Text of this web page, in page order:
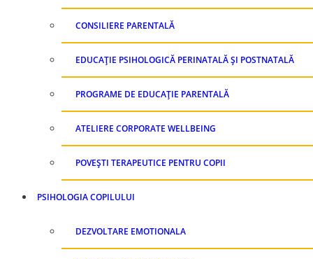
CONSILIERE PARENTALĂ
EDUCAȚIE PSIHOLOGICĂ PERINATALĂ ȘI POSTNATALĂ
PROGRAME DE EDUCAȚIE PARENTALĂ
ATELIERE CORPORATE WELLBEING
POVEȘTI TERAPEUTICE PENTRU COPII
PSIHOLOGIA COPILULUI
DEZVOLTARE EMOTIONALA